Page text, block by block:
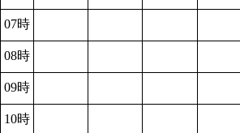
07時
08時
09時
10時